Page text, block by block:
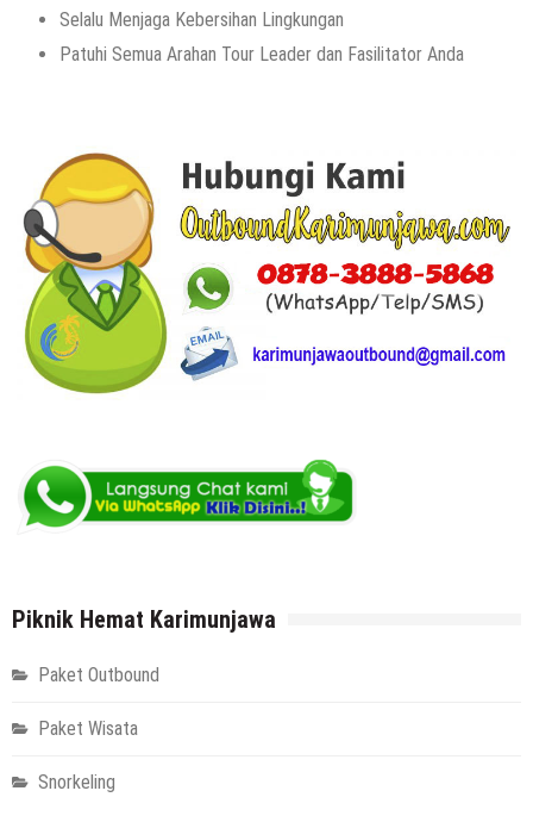
Selalu Menjaga Kebersihan Lingkungan
Patuhi Semua Arahan Tour Leader dan Fasilitator Anda
Piknik Hemat Karimunjawa
Paket Outbound
Paket Wisata
Snorkeling